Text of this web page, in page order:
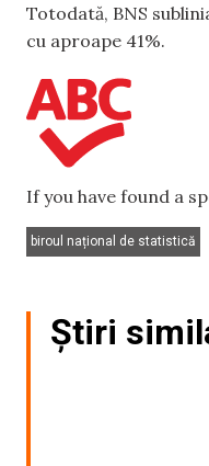
Totodată, BNS
cu aproape 41%.
If you have found a
biroul național de statistică
Știri